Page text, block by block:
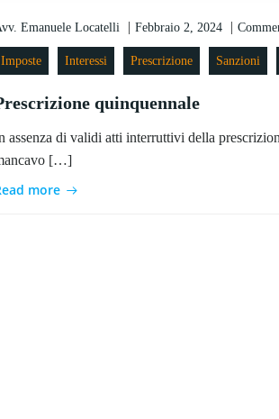
Emanuele Locatelli | Febbraio 2, 2024 |
Imposte Interessi Prescrizione Sanzioni
quinquennale
assenza di validi atti interruttivi della
[…]
more